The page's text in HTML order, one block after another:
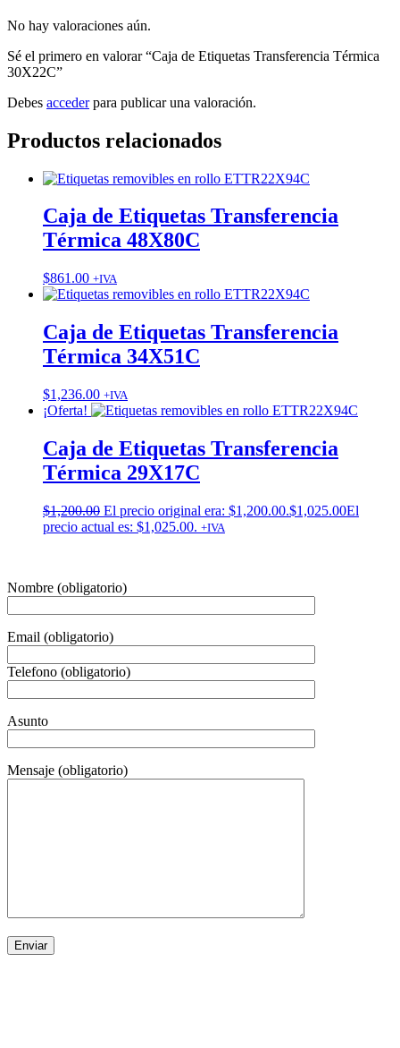
No hay valoraciones aún.
Sé el primero en valorar “Caja de Etiquetas Transferencia Térmica
30X22C”
Debes accederpara publicar una valoración.
Productos relacionados
Caja de Etiquetas Transferencia
Térmica 48X80C
$861.00 +IVA
Caja de Etiquetas Transferencia
Térmica 34X51C
$1,236.00 +IVA
¡Oferta!
Caja de Etiquetas Transferencia
Térmica 29X17C
$1,200.00 El precio original era: $1,200.00.$1,025.00El
precio actual es: $1,025.00. +IVA
Nombre (obligatorio)
Email (obligatorio)
Telefono (obligatorio)
Asunto
Mensaje (obligatorio)